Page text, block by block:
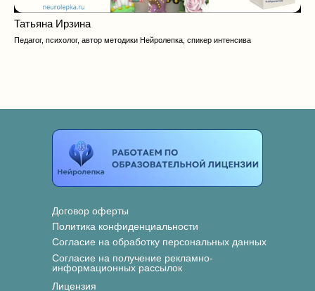
Татьяна Ирзина
Педагог, психолог, автор методики Нейролепка, спикер интенсива
Договор оферты
Политика конфиденциальности
Согласие на обработку персональных данных
Согласие на получение рекламно-
информационных рассылок
Лицензия